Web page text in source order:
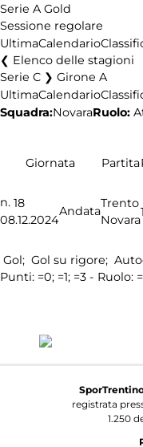
Serie A Gold
Sessione regolare
UltimaCalendario
Elenco delle stagioni
Serie C ❯ Girone A
UltimaCalendario
Squadra:NovaraRuolo:
Giornata Partita
n. 18
08.12.2024
Andata
Trento
Novara
Gol; Gol su rigore;
Punti: =0; =1; =3 - Ruolo:
registrata
1.250